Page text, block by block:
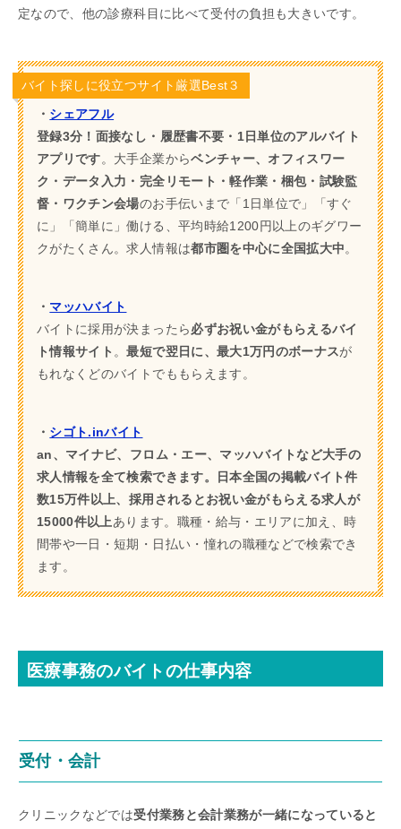
定なので、他の診療科目に比べて受付の負担も大きいです。
バイト探しに役立つサイト厳選Best３
・ シェアフル
登録3分！面接なし・履歴書不要・1日単位のアルバイト
アプリです。大手企業からベンチャー、オフィスワー
ク・データ入力・完全リモート・軽作業・梱包・試験監
督・ワクチン会場のお手伝いまで「1日単位で」「すぐ
に」「簡単に」働ける、平均時給1200円以上のギグワー
クがたくさん。求人情報は都市圏を中心に全国拡大中。
・ マッハバイト
バイトに採用が決まったら必ずお祝い金がもらえるバイ
ト情報サイト 。最短で翌日に、最大1万円のボーナスが
もれなくどのバイトでももらえます。
・ シゴト.inバイト
an、マイナビ、フロム・エー、マッハバイトなど大手の
求人情報を全て検索できます。日本全国の掲載バイト件
数15万件以上、採用されるとお祝い金がもらえる求人が
15000件以上あります。職種・給与・エリアに加え、時
間帯や一日・短期・日払い・憧れの職種などで検索でき
ます。
医療事務のバイトの仕事内容
受付・会計
クリニックなどでは受付業務と会計業務が一緒になっていると